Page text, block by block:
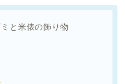
と米俵の飾り物